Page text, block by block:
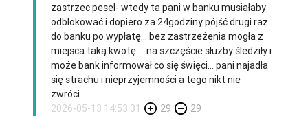
zastrzec pesel- wtedy ta pani w banku musiałaby
odblokować i dopiero za 24godziny pójść drugi raz
do banku po wypłatę... bez zastrzeżenia mogła z
miejsca taką kwotę.... na szczęście służby śledziły i
może bank informował co się święci... pani najadła
się strachu i nieprzyjemności a tego nikt nie
zwróci...
2026-05-13 14:53:31
29 29